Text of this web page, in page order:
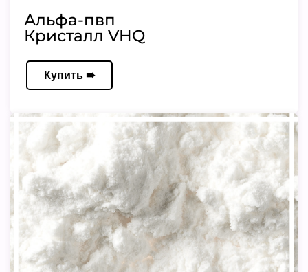
Альфа-пвп
Кристалл VHQ
Купить ➠